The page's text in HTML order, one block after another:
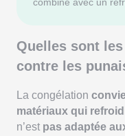
Quelles sont
contre les
La congélation
matériaux qui
n’est pas adaptée